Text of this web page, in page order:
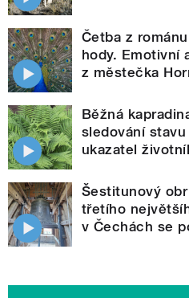
Četba z
hody. Emotivní
z městečka
Běžná
sledování
ukazatel
Šestitunový
třetího
v Čechách se